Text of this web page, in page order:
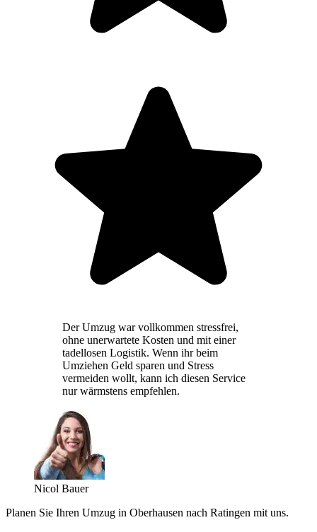
Der Umzug war vollkommen stressfrei,
ohne unerwartete Kosten und mit einer
tadellosen Logistik. Wenn ihr beim
Umziehen Geld sparen und Stress
vermeiden wollt, kann ich diesen Service
nur wärmstens empfehlen.
Nicol Bauer
Planen Sie Ihren Umzug in Oberhausen nach Ratingen mit uns.